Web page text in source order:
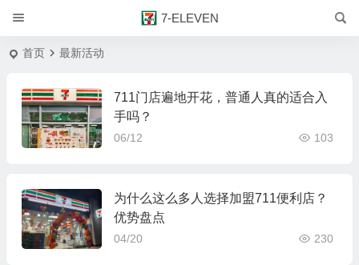
7-ELEVEN
首页 最新活动
711门店遍地开花，普通人真的适合入
手吗？
06/12 103
为什么这么多人选择加盟711便利店？
优势盘点
04/20 230